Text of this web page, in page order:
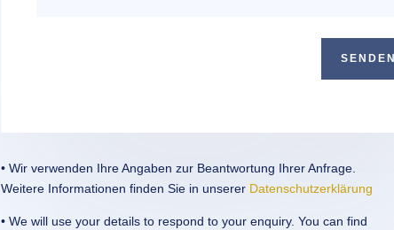
SENDEN
• Wir verwen­den Ihre Angaben zur Beant­wor­tung Ihrer Anfrage.
Weit­ere Infor­ma­tio­nen finden Sie in unserer Daten­schutzerk­lärung
• We will use your details to respond to your enquiry. You can find